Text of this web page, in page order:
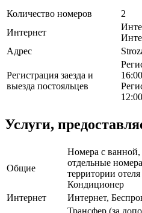
Количество номеров
2
Интернет
Адрес
Регистрация заезда и
выезда постояльцев
12:00
Услуги,
Общие
Номера с
отдельные
территории
Кондиционер
Интернет
Интернет,